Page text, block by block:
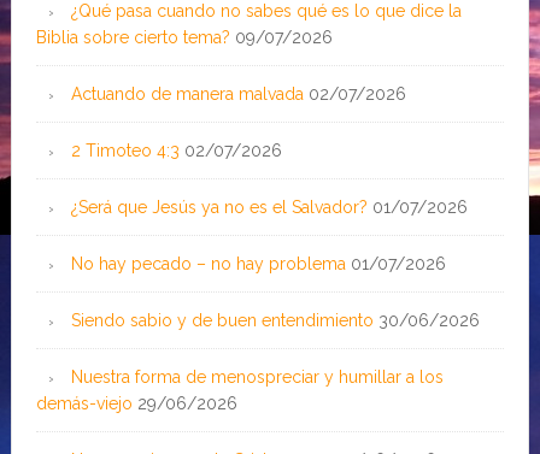
¿Qué pasa cuando no sabes qué es lo que dice la
Biblia sobre cierto tema? 09/07/2026
Actuando de manera malvada 02/07/2026
2 Timoteo 4:3 02/07/2026
¿Será que Jesús ya no es el Salvador? 01/07/2026
No hay pecado – no hay problema 01/07/2026
Siendo sabio y de buen entendimiento 30/06/2026
Nuestra forma de menospreciar y humillar a los
demás-viejo 29/06/2026